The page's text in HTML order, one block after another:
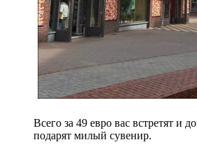
Всего за 49 евро вас встретят и
подарят милый сувенир.